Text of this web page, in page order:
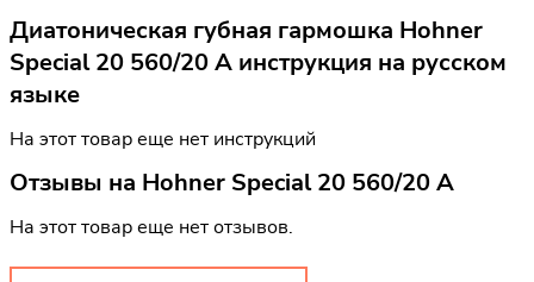
Диатоническая губная гармошка Hohner
Special 20 560/20 A инструкция на русском
языке
На этот товар еще нет инструкций
Отзывы на Hohner Special 20 560/20 A
На этот товар еще нет отзывов.